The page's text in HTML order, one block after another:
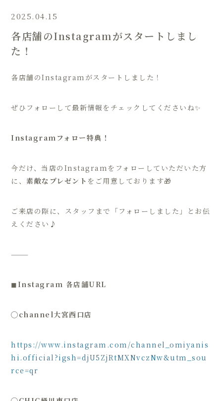
2025.04.15
各店舗のInstagramがスタートしまし
た！
各店舗のInstagramがスタートしました！
ぜひフォローして最新情報をチェックしてくださいね✨
Instagramフォロー特典！
今だけ、当店のInstagramをフォローしていただいた方
に、素敵なプレゼント をご用意しております🎁
ご来店の際に、スタッフまで「フォローしました」とお伝
えください♪
⸻
◼︎Instagram 各店舗URL
◯channel大宮西口店
https://www.instagram.com/channel_omiyanis
hi.official?igsh=djU5ZjRtMXNvczNw&utm_sou
rce=qr